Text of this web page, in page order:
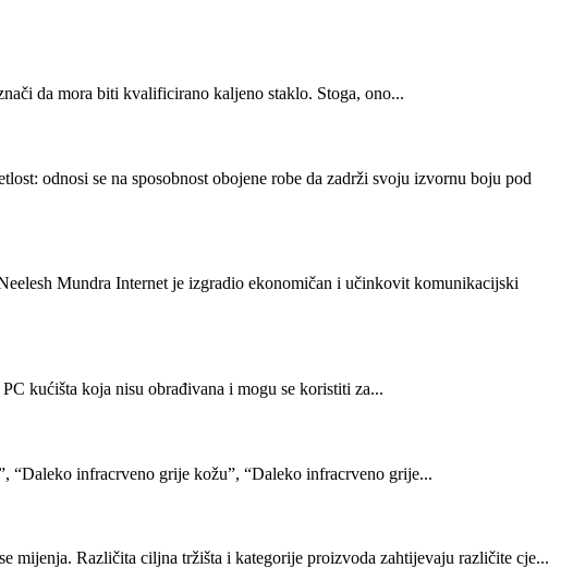
da mora biti kvalificirano kaljeno staklo. Stoga, ono...
odnosi se na sposobnost obojene robe da zadrži svoju izvornu boju pod
Mundra Internet je izgradio ekonomičan i učinkovit komunikacijski
kućišta koja nisu obrađivana i mogu se koristiti za...
“Daleko infracrveno grije kožu”, “Daleko infracrveno grije...
mijenja. Različita ciljna tržišta i kategorije proizvoda zahtijevaju različite cje...